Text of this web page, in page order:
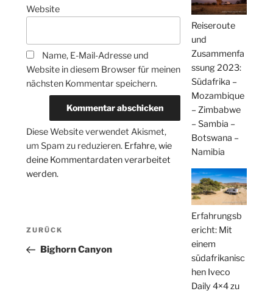
Website
Name, E-Mail-Adresse und
Website in diesem Browser für meinen
nächsten Kommentar speichern.
Diese Website verwendet Akismet,
um Spam zu reduzieren. Erfahre, wie
deine Kommentardaten verarbeitet
werden.
Beitragsnavigation
Vorheriger
Beitrag
ZURÜCK
Bighorn Canyon
Reiseroute
und
Zusammenfa
ssung 2023:
Südafrika –
Mozambique
– Zimbabwe
– Sambia –
Botswana –
Namibia
Erfahrungsb
ericht: Mit
einem
südafrikanisc
hen Iveco
Daily 4×4 zu